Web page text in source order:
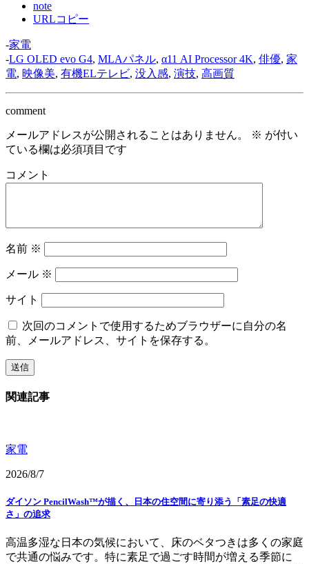
note
URLコピー
-家電
-LG OLED evo G4, MLAパネル, α11 AI Processor 4K, 俳優, 家
電, 映像美, 有機ELテレビ, 没入感, 演技, 高画質
comment
メールアドレスが公開されることはありません。 ※ が付い
ている欄は必須項目です
コメント
名前 ※
メール ※
サイト
次回のコメントで使用するためブラウザーに自分の名
前、メールアドレス、サイトを保存する。
関連記事
家電
2026/8/7
ダイソン PencilWash™が描く、日本の住空間に寄り添う「素足の快適
さ」の追求
高温多湿な日本の気候において、床のベタつきは多くの家庭
で共通の悩みです。特に素足で過ごす時間が増える季節に